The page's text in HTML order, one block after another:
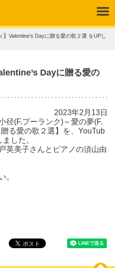
】Valentine’s Dayに贈る愛の歌２選 をUPし
Dayに贈る愛の
2023年2月13日
径(F.プーランク)～愛の夢(F.
る愛の歌２選】を 、YouTub
した。
英美子さんとピアノの須山由
。